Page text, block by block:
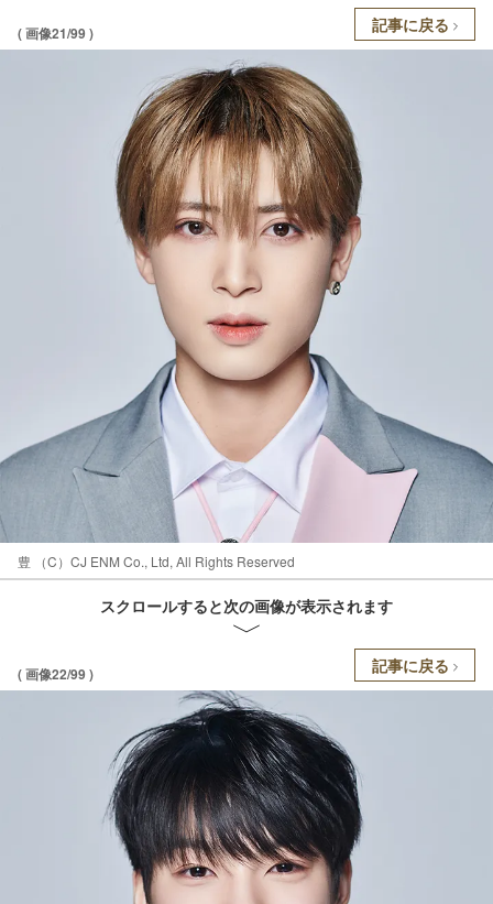
( 画像21/99 ) 記事に戻る
豊 （C）CJ ENM Co., Ltd, All Rights Reserved
スクロールすると次の画像が表示されます
( 画像22/99 ) 記事に戻る